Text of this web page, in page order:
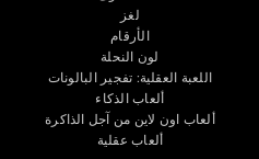
لغز
الأرقام
لون النحلة
اللعبة العقلية: تفجير البالونات
ألعاب الذكاء
ألعاب اون لاين من آجل الذاكرة
ألعاب عقلية